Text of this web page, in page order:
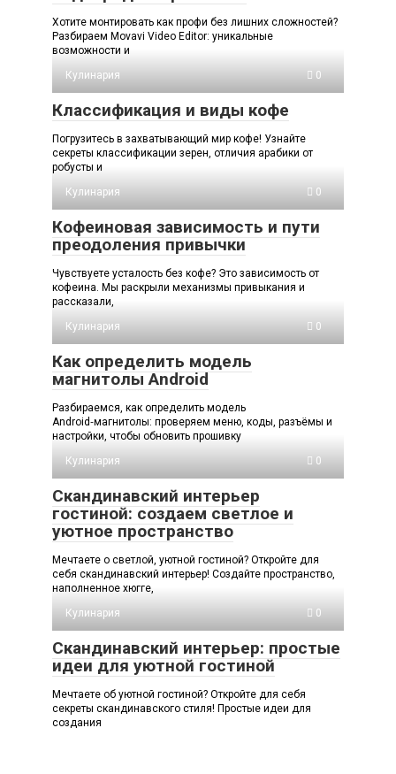
Хотите монтировать как профи без лишних сложностей?
Разбираем Movavi Video Editor: уникальные
возможности и
Кулинария
0
Классификация и виды кофе
Погрузитесь в захватывающий мир кофе! Узнайте
секреты классификации зерен, отличия арабики от
робусты и
Кулинария
0
Кофеиновая зависимость и пути
преодоления привычки
Чувствуете усталость без кофе? Это зависимость от
кофеина. Мы раскрыли механизмы привыкания и
рассказали,
Кулинария
0
Как определить модель
магнитолы Android
Разбираемся, как определить модель
Android‑магнитолы: проверяем меню, коды, разъёмы и
настройки, чтобы обновить прошивку
Кулинария
0
Скандинавский интерьер
гостиной: создаем светлое и
уютное пространство
Мечтаете о светлой, уютной гостиной? Откройте для
себя скандинавский интерьер! Создайте пространство,
наполненное хюгге,
Кулинария
0
Скандинавский интерьер: простые
идеи для уютной гостиной
Мечтаете об уютной гостиной? Откройте для себя
секреты скандинавского стиля! Простые идеи для
создания